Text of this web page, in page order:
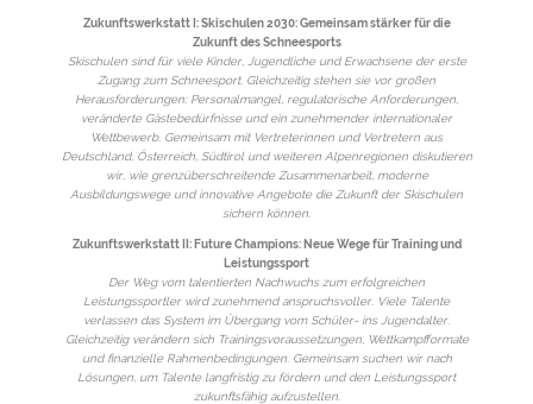
Zukunftswerkstatt I: Skischulen 2030: Gemeinsam stärker für die
Zukunft des Schneesports
Skischulen sind für viele Kinder, Jugendliche und Erwachsene der erste
Zugang zum Schneesport. Gleichzeitig stehen sie vor großen
Herausforderungen: Personalmangel, regulatorische Anforderungen,
veränderte Gästebedürfnisse und ein zunehmender internationaler
Wettbewerb. Gemeinsam mit Vertreterinnen und Vertretern aus
Deutschland, Österreich, Südtirol und weiteren Alpenregionen diskutieren
wir, wie grenzüberschreitende Zusammenarbeit, moderne
Ausbildungswege und innovative Angebote die Zukunft der Skischulen
sichern können.
Zukunftswerkstatt II: Future Champions: Neue Wege für Training und
Leistungssport
Der Weg vom talentierten Nachwuchs zum erfolgreichen
Leistungssportler wird zunehmend anspruchsvoller. Viele Talente
verlassen das System im Übergang vom Schüler- ins Jugendalter.
Gleichzeitig verändern sich Trainingsvoraussetzungen, Wettkampfformate
und finanzielle Rahmenbedingungen. Gemeinsam suchen wir nach
Lösungen, um Talente langfristig zu fördern und den Leistungssport
zukunftsfähig aufzustellen.